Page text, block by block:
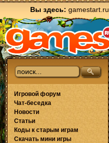
Вы здесь: gamestart.ru
Игровой форум
Чат-беседка
Новости
Статьи
Коды к старым играм
Скачать мини игры